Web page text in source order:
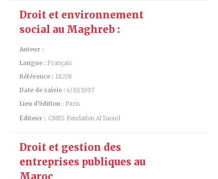
Droit et environnement
social au Maghreb :
Auteur :
Langue : Français
Référence : 18238
Date de saisie : 4/10/1997
Lieu d’édition : Paris
Éditeur : CNRS Fondation Al Saoud
Droit et gestion des
entreprises publiques au
Maroc